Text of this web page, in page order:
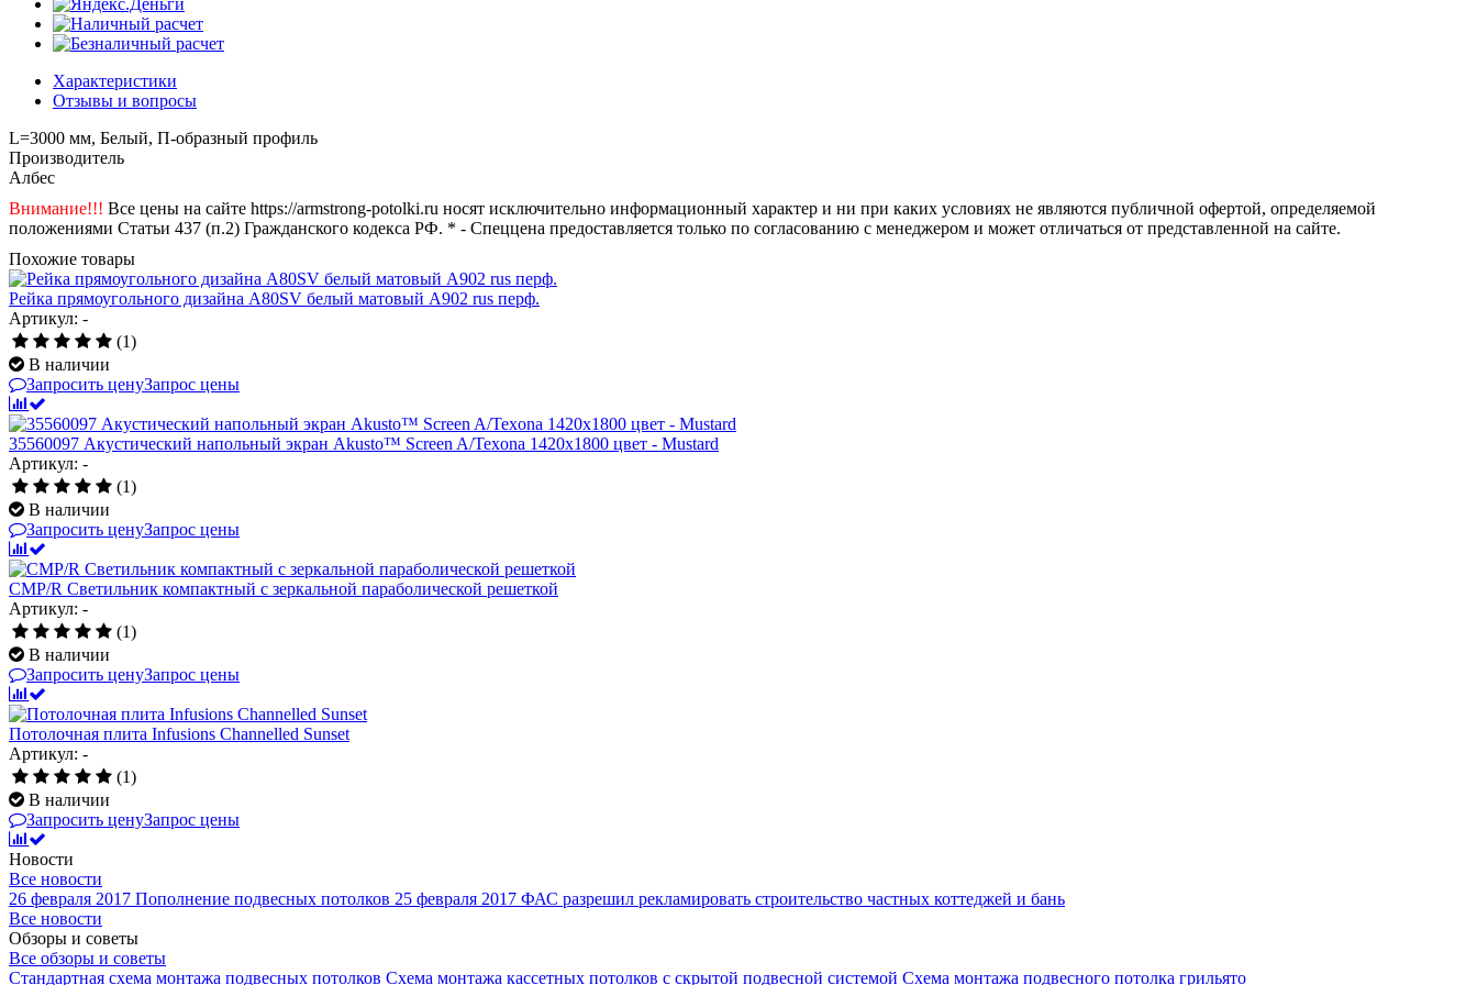
Характеристики
Отзывы и вопросы
L=3000 мм, Белый, П-образный профиль
Производитель
Албес
Внимание!!! Все цены на сайте https://armstrong-potolki.ru носят исключительно информационный характер и ни при каких условиях не являются публичной офертой, определяемой
положениями Статьи 437 (п.2) Гражданского кодекса РФ. * - Спеццена предоставляется только по согласованию с менеджером и может отличаться от представленной на сайте.
Похожие товары
Рейка прямоугольного дизайна A80SV белый матовый A902 rus перф.
Артикул: -
(1)
В наличии
Запросить ценуЗапрос цены
35560097 Акустический напольный экран Akusto™ Screen A/Texona 1420x1800 цвет - Mustard
Артикул: -
(1)
В наличии
Запросить ценуЗапрос цены
CMP/R Светильник компактный с зеркальной параболической решеткой
Артикул: -
(1)
В наличии
Запросить ценуЗапрос цены
Потолочная плита Infusions Channelled Sunset
Артикул: -
(1)
В наличии
Запросить ценуЗапрос цены
Новости
Все новости
26 февраля 2017 Пополнение подвесных потолков 25 февраля 2017 ФАС разрешил рекламировать строительство частных коттеджей и бань
Все новости
Обзоры и советы
Все обзоры и советы
Стандартная схема монтажа подвесных потолков Схема монтажа кассетных потолков с скрытой подвесной системой Схема монтажа подвесного потолка грильято